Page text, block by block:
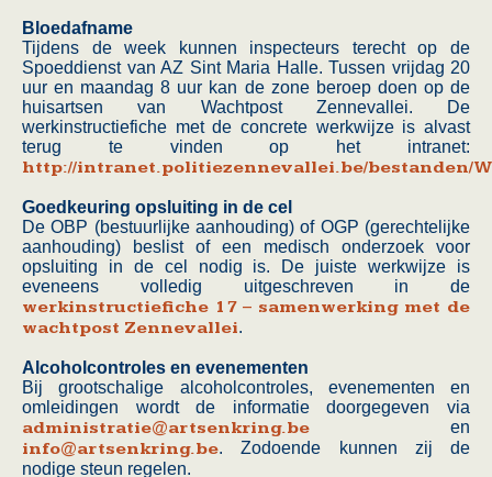
Bloedafname
Tijdens de week kunnen inspecteurs terecht op de
Spoeddienst van AZ Sint Maria Halle. Tussen vrijdag 20
uur en maandag 8 uur kan de zone beroep doen op de
huisartsen van Wachtpost Zennevallei. De
werkinstructiefiche met de concrete werkwijze is alvast
terug te vinden op het intranet:
http://intranet.politiezennevallei.be/bestanden/
Goedkeuring opsluiting in de cel
De OBP (bestuurlijke aanhouding) of OGP (gerechtelijke
aanhouding) beslist of een medisch onderzoek voor
opsluiting in de cel nodig is. De juiste werkwijze is
eveneens volledig uitgeschreven in de
werkinstructiefiche 17 – samenwerking met de
wachtpost Zennevallei.
Alcoholcontroles en evenementen
Bij grootschalige alcoholcontroles, evenementen en
omleidingen wordt de informatie doorgegeven via
administratie@artsenkring.be en
info@artsenkring.be. Zodoende kunnen zij de
nodige steun regelen.